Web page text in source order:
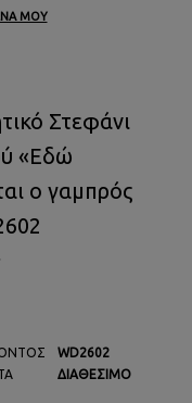
ΜΟΥ
Στεφάνι
«Εδώ
ο γαμπρός
WD2602
ΔΙΑΘΈΣΙΜΟ